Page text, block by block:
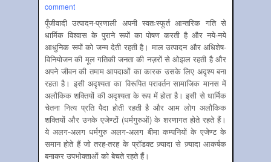
comment
पूँजीवादी उत्पादन-प्रणाली अपनी स्वतःस्फूर्त आन्तरिक गति से
धार्मिक विश्वास के पुराने रूपों का पोषण करती है और नये-नये
आधुनिक रूपों को जन्म देती रहती है। माल उत्पादन और अधिशेष-
विनियोजन की मूल गतिकी जनता की नज़रों से ओझल रहती है और
अपने जीवन की तमाम आपदाओं का कारक उसके लिए अदृश्य बना
रहता है। इसी अदृश्यता का विरूपित परावर्तन सामाजिक मानस में
अलौकिक शक्तियों की अदृश्यता के रूप में होता है। इसी से धार्मिक
चेतना नित्य प्रति पैदा होती रहती है और आम लोग अलौकिक
शक्तियों और उनके एजेण्टों (धर्मगुरुओं) के शरणागत होते रहते हैं।
ये अलग-अलग धर्मगुरु अलग-अलग बीमा कम्पनियों के एजेण्ट के
समान होते हैं जो तरह-तरह के प्रॉडक्ट ज़्यादा से ज़्यादा आकर्षक
बनाकर उपभोक्ताओं को बेचते रहते हैं।